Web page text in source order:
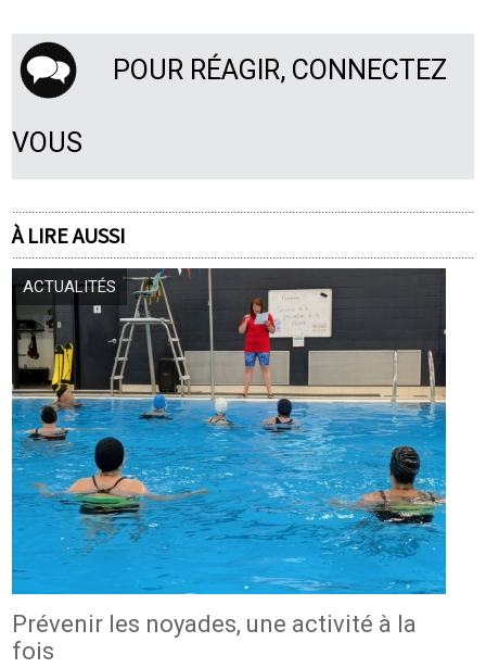
POUR RÉAGIR, CONNECTEZ
VOUS
À LIRE AUSSI
ACTUALITÉS
Prévenir les noyades, une activité à la
fois